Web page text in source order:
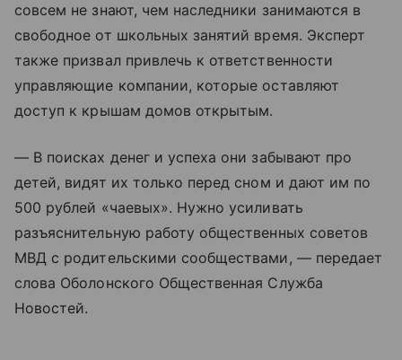
совсем не знают, чем наследники занимаются в
свободное от школьных занятий время. Эксперт
также призвал привлечь к ответственности
управляющие компании, которые оставляют
доступ к крышам домов открытым.
— В поисках денег и успеха они забывают про
детей, видят их только перед сном и дают им по
500 рублей «чаевых». Нужно усиливать
разъяснительную работу общественных советов
МВД с родительскими сообществами, — передает
слова Оболонского Общественная Служба
Новостей.